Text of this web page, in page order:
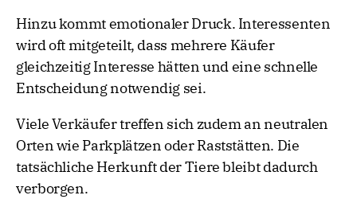
Hinzu kommt emotionaler Druck. Interessenten
wird oft mitgeteilt, dass mehrere Käufer
gleichzeitig Interesse hätten und eine schnelle
Entscheidung notwendig sei.
Viele Verkäufer treffen sich zudem an neutralen
Orten wie Parkplätzen oder Raststätten. Die
tatsächliche Herkunft der Tiere bleibt dadurch
verborgen.